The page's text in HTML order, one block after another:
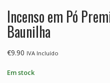
Incenso em Pó
Baunilha
€9.90 IVA Incluído
Em stock